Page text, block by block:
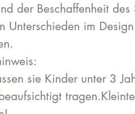
der Beschaffenheit des
Unterschieden im
sie Kinder unter 3